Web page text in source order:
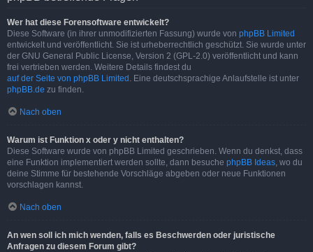
Wer hat diese Forensoftware entwickelt?
Diese Software (in ihrer unmodifizierten Fassung) wurde von phpBB Limited
entwickelt und veröffentlicht. Sie ist urheberrechtlich geschützt. Sie wurde unter
der GNU General Public License, Version 2 (GPL-2.0) veröffentlicht und kann
frei vertrieben werden. Weitere Details findest du
auf der Seite von phpBB Limited . Eine deutschsprachige Anlaufstelle ist unter
phpBB.de zu finden.
Nach oben
Warum ist Funktion x oder y nicht enthalten?
Diese Software wurde von phpBB Limited geschrieben. Wenn du denkst, dass
eine Funktion implementiert werden sollte, dann besuche phpBB Ideas, wo du
deine Stimme für bestehende Vorschläge abgeben oder neue Funktionen
vorschlagen kannst.
Nach oben
An wen soll ich mich wenden, falls es Beschwerden oder juristische
Anfragen zu diesem Forum gibt?